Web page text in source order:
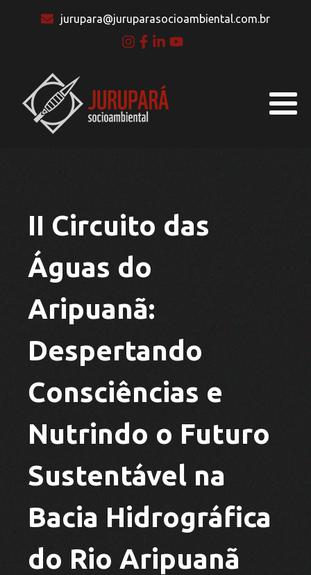
jurupara@juruparasocioambiental.com.br
II Circuito das
Águas do
Aripuanã:
Despertando
Consciências e
Nutrindo o Futuro
Sustentável na
Bacia Hidrográfica
do Rio Aripuanã